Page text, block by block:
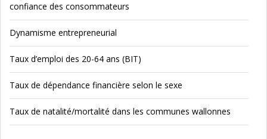
confiance des consommateurs
Dynamisme entrepreneurial
Taux d’emploi des 20-64 ans (BIT)
Taux de dépendance financière selon le sexe
Taux de natalité/mortalité dans les communes wallonnes